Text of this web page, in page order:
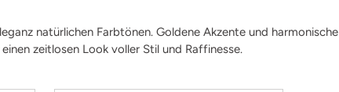
natürlichen Farbtönen. Goldene Akzente und harmonische
zeitlosen Look voller Stil und Raffinesse.